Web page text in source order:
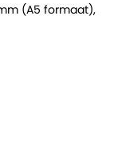
(A5 formaat),